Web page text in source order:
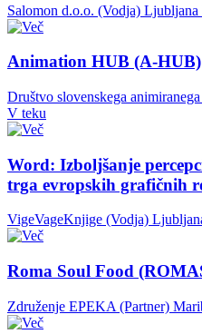
Salomon d.o.o. (Vodja) Ljubljana
Animation HUB (A-HUB)
Društvo slovenskega
V teku
Word: Izboljšanje
trga evropskih grafičnih
VigeVageKnjige (Vodja)
Roma Soul Food
Združenje EPEKA (Partner)